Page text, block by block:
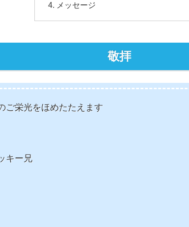
メッセージ
敬拝
栄光をほめたたえます
キー兄